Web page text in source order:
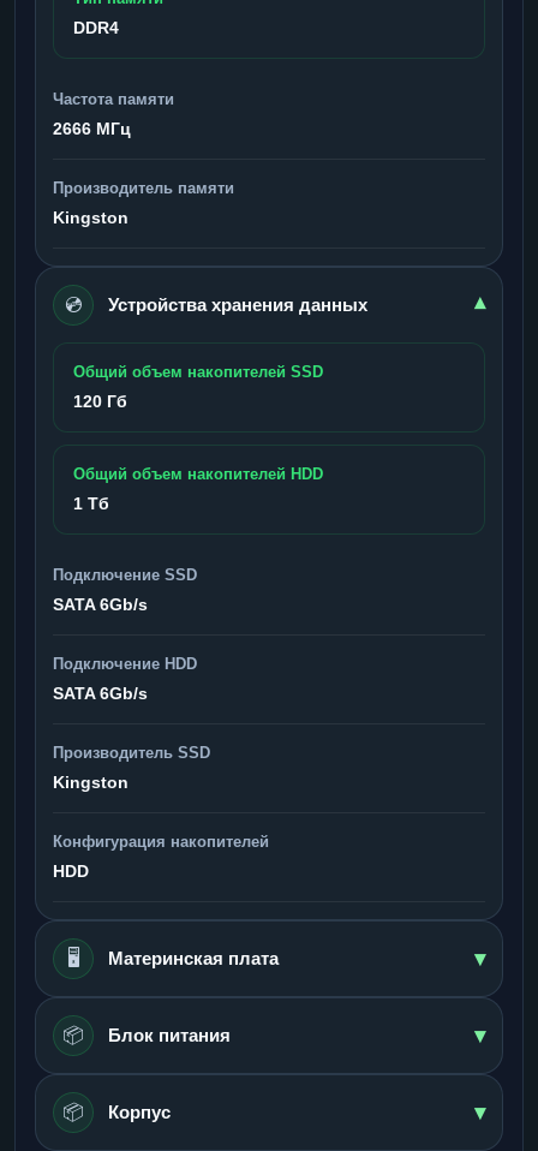
DDR4
Частота памяти
2666 МГц
Производитель памяти
Kingston
💿 Устройства хранения данных ▾
Общий объем накопителей SSD
120 Гб
Общий объем накопителей HDD
1 Тб
Подключение SSD
SATA 6Gb/s
Подключение HDD
SATA 6Gb/s
Производитель SSD
Kingston
Конфигурация накопителей
HDD
🖥️ Материнская плата ▾
📦 Блок питания ▾
📦 Корпус ▾